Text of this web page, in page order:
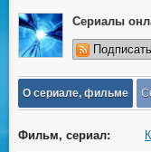
Сериалы
О сериале, фильме
Фильм, сериал: